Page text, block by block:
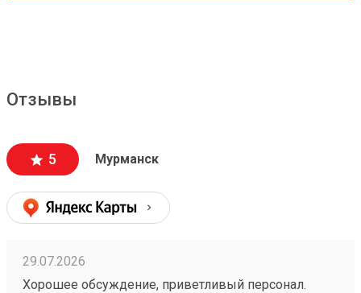
Отзывы
5 Мурманск
29.07.2026
Хорошее обсуждение, приветливый персонал.